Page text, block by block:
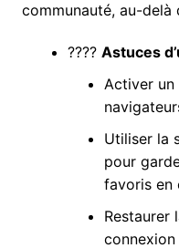
communauté, au-delà
???? Astuces
Activer un
Utiliser la
pour
favoris en
Restaurer